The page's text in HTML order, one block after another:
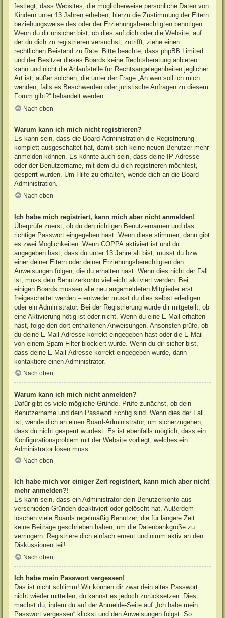
festlegt, dass Websites, die möglicherweise persönliche Daten von
Kindern unter 13 Jahren erheben, hierzu die Zustimmung der Eltern
beziehungsweise des oder der Erziehungsberechtigten benötigen.
Wenn du dir unsicher bist, ob dies auf dich oder die Website, auf
der du dich zu registrieren versuchst, zutrifft, ziehe einen
rechtlichen Beistand zu Rate. Bitte beachte, dass phpBB Limited
und der Besitzer dieses Boards keine Rechtsberatung anbieten
kann und nicht die Anlaufstelle für Rechtsangelegenheiten jeglicher
Art ist; außer solchen, die unter der Frage „An wen soll ich mich
wenden, falls es Beschwerden oder juristische Anfragen zu diesem
Forum gibt?“ behandelt werden.
Nach oben
Warum kann ich mich nicht registrieren?
Es kann sein, dass die Board-Administration die Registrierung
komplett ausgeschaltet hat, damit sich keine neuen Benutzer mehr
anmelden können. Es könnte auch sein, dass deine IP-Adresse
oder der Benutzername, mit dem du dich registrieren möchtest,
gesperrt wurden. Um Hilfe zu erhalten, wende dich an die Board-
Administration.
Nach oben
Ich habe mich registriert, kann mich aber nicht anmelden!
Überprüfe zuerst, ob du den richtigen Benutzernamen und das
richtige Passwort eingegeben hast. Wenn diese stimmen, dann gibt
es zwei Möglichkeiten. WennCOPPA aktiviert ist und du
angegeben hast, dass du unter 13 Jahre alt bist, musst du bzw.
einer deiner Eltern oder deiner Erziehungsberechtigten den
Anweisungen folgen, die du erhalten hast. Wenn dies nicht der Fall
ist, muss dein Benutzerkonto vielleicht aktiviert werden. Bei
einigen Boards müssen alle neu angemeldeten Mitglieder erst
freigeschaltet werden – entweder musst du dies selbst erledigen
oder ein Administrator. Bei der Registrierung wurde dir mitgeteilt, ob
eine Aktivierung nötig ist oder nicht. Wenn du eine E-Mail erhalten
hast, folge den dort enthaltenen Anweisungen. Ansonsten prüfe, ob
du deine E-Mail-Adresse korrekt eingegeben hast oder die E-Mail
von einem Spam-Filter blockiert wurde. Wenn du dir sicher bist,
dass deine E-Mail-Adresse korrekt eingegeben wurde, dann
kontaktiere einen Administrator.
Nach oben
Warum kann ich mich nicht anmelden?
Dafür gibt es viele mögliche Gründe. Prüfe zunächst, ob dein
Benutzername und dein Passwort richtig sind. Wenn dies der Fall
ist, wende dich an einen Board-Administrator, um sicherzugehen,
dass du nicht gesperrt wurdest. Es ist ebenfalls möglich, dass ein
Konfigurationsproblem mit der Website vorliegt, welches ein
Administrator lösen muss.
Nach oben
Ich habe mich vor einiger Zeit registriert, kann mich aber nicht
mehr anmelden?!
Es kann sein, dass ein Administrator dein Benutzerkonto aus
verschieden Gründen deaktiviert oder gelöscht hat. Außerdem
löschen viele Boards regelmäßig Benutzer, die für längere Zeit
keine Beiträge geschrieben haben, um die Datenbankgröße zu
verringern. Registriere dich einfach erneut und nimm aktiv an den
Diskussionen teil!
Nach oben
Ich habe mein Passwort vergessen!
Das ist nicht schlimm! Wir können dir zwar dein altes Passwort
nicht wieder mitteilen, du kannst es jedoch zurücksetzen. Dies
machst du, indem du auf der Anmelde-Seite auf „Ich habe mein
Passwort vergessen“ klickst und den Anweisungen folgst. So